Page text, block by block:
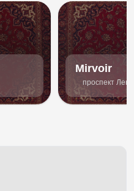
Mirvoir
проспект